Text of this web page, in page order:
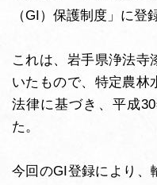
（GI）保護制度」に登
これは、岩手県浄法寺
いたもので、特定農林
法律に基づき、平成
た。
今回のGI登録により、